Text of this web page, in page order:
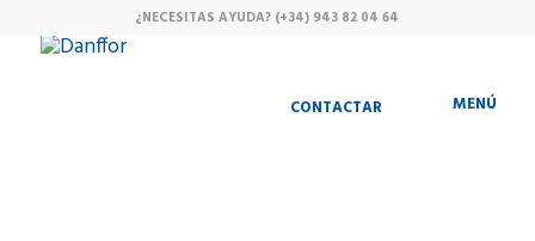
¿NECESITAS AYUDA? (+34) 943 82 04 64
CONTACTAR MENÚ